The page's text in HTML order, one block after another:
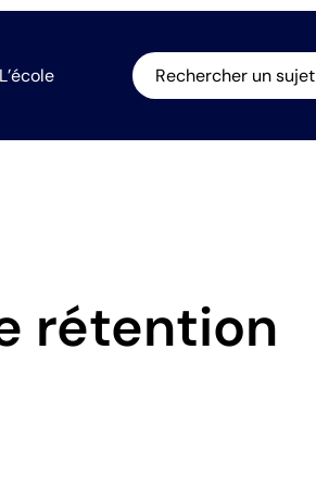
L’école Rechercher un sujet
rétention